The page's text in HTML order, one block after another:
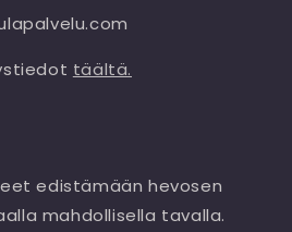
täältä.
edistämään hevosen
mahdollisella tavalla.